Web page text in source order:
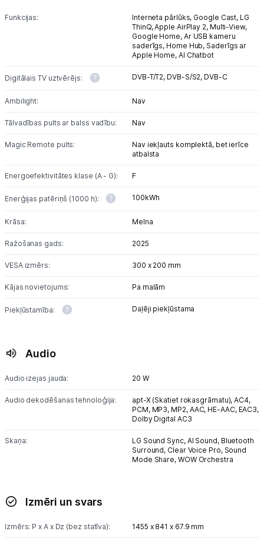
Funkcijas: Interneta pārlūks, Google Cast, LG
ThinQ,Apple AirPlay 2, Multi-View,
Google Home, Ar USB kameru
saderīgs, Home Hub, Saderīgs ar
Apple Home, AI Chatbot
Digitālais TV uztvērējs: DVB-T/T2, DVB-S/S2, DVB-C
Ambilight: Nav
Tālvadības pults ar balss vadību: Nav
Magic Remote pults:
Nav iekļauts komplektā, bet ierīce
atbalsta
Energoefektivitātes klase (A - G): F
Enerģijas patēriņš (1000 h): 100kWh
Krāsa: Melna
Ražošanas gads: 2025
VESA izmērs: 300 x 200 mm
Kājas novietojums: Pa malām
Piekļūstamība: Daļēji piekļūstama
Audio
Audio izejas jauda: 20 W
Audio dekodēšanas tehnoloģija: apt-X (Skatiet rokasgrāmatu),AC4,
PCM, MP3, MP2, AAC, HE-AAC, EAC3,
Dolby Digital AC3
Skaņa: LG Sound Sync, AI Sound, Bluetooth
Surround, Clear Voice Pro, Sound
Mode Share, WOW Orchestra
Izmēri un svars
Izmērs: P x A x Dz (bez statīva): 1455 x 841 x 67.9 mm